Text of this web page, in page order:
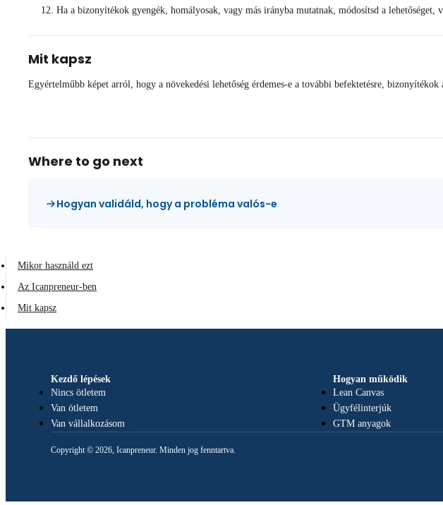
Ha a bizonyítékok gyengék, homályosak, vagy más irányba mutatnak, módosítsd a
Mit kapsz
Egyértelműbb képet arról, hogy a növekedési lehetőség érdemes-e a további befektetésre, bizonyítékok
Where to go next
Hogyan validáld, hogy a probléma valós-e
Mikor használd ezt
Az Icanpreneur-ben
Mit kapsz
Kezdő lépések
Nincs ötletem
Van ötletem
Van vállalkozásom
Hogyan működik
Lean Canvas
Ügyfélinterjúk
GTM anyagok
Copyright © 2026, Icanpreneur. Minden jog fenntartva.